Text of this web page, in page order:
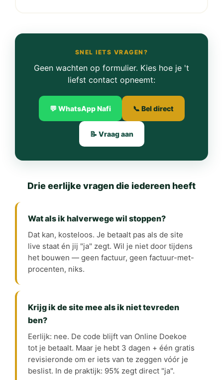
SNEL IETS VRAGEN?
Geen wachten op formulier. Kies hoe je 't
liefst contact opneemt:
💬 WhatsApp Nafi 📞 Bel direct
📝 Vraag aan
Drie eerlijke vragen die iedereen heeft
Wat als ik halverwege wil stoppen?
Dat kan, kosteloos. Je betaalt pas als de site
live staat én jij "ja" zegt. Wil je niet door tijdens
het bouwen — geen factuur, geen factuur-met-
procenten, niks.
Krijg ik de site mee als ik niet tevreden
ben?
Eerlijk: nee. De code blijft van Online Doekoe
tot je betaalt. Maar je hebt 3 dagen + één gratis
revisieronde om er iets van te zeggen vóór je
beslist. In de praktijk: 95% zegt direct "ja".